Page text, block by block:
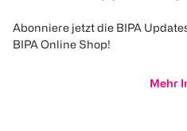
Abonniere jetzt die BIPA
BIPA Online Shop!
Mehr